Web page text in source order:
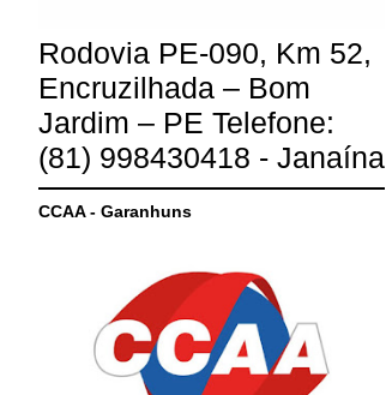
Rodovia PE-090, Km 52,
Encruzilhada – Bom
Jardim – PE Telefone:
(81) 998430418 - Janaína
CCAA - Garanhuns